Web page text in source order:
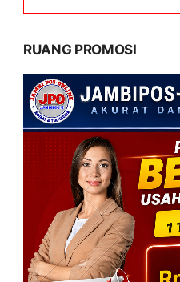
RUANG PROMOSI